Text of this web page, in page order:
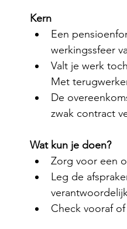
Kern
Een
werkingssfeer
Valt je werk
Met
De
zwak contract
Wat kun je doen?
Zorg voor een
Leg de
Check vooraf